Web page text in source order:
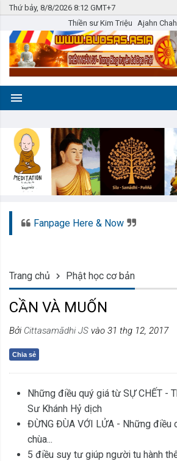
Thứ bảy, 8/8/2026 8:12 GMT+7
Thiền sư Kim Triệu Ajahn Chah
Fanpage Here & Now
Trang chủ Phật học cơ bản
CẦN VÀ MUỐN
Bởi Cittasamādhi JS vào 31 thg 12, 2017
Chia sẻ
Những điều quý giá từ SỰ CHẾT -
Sư Khánh Hỷ dịch
ĐỪNG ĐÙA VỚI LỬA - Những điều
chùa...
5 điều suy tư giúp người tu hành